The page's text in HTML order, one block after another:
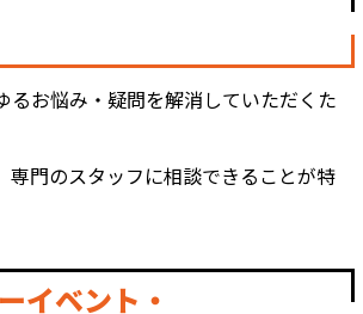
るお悩み・疑問を解消していただくた
専門のスタッフに相談できることが特
イベント・